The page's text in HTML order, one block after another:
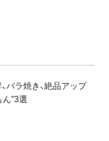
バラ焼き、絶品アップ
ん”3選